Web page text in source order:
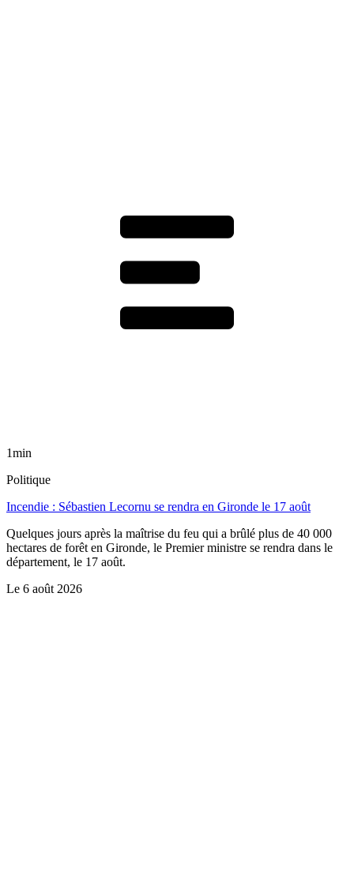
1min
Politique
Incendie : Sébastien Lecornu se rendra en Gironde le 17 août
Quelques jours après la maîtrise du feu qui a brûlé plus de 40 000
hectares de forêt en Gironde, le Premier ministre se rendra dans le
département, le 17 août.
Le 6 août 2026